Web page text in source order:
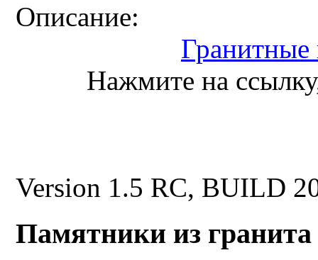
Описание:
Нажмите на
Version 1.5 RC, BUILD
Памятники из гранита